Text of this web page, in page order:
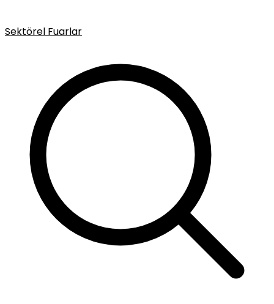
Sektörel Fuarlar